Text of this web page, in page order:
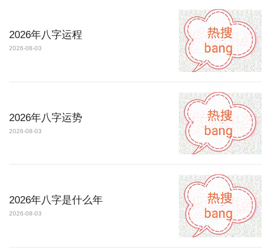
2026年八字运程
2026-08-03
2026年八字运势
2026-08-03
2026年八字是什么年
2026-08-03